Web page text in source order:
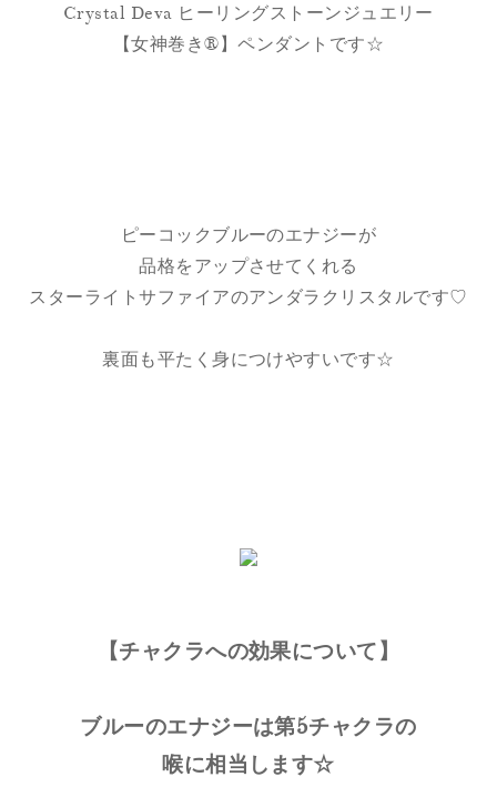
Crystal Deva ヒーリングストーンジュエリー
【女神巻き®】ペンダントです☆
ピーコックブルーのエナジーが
品格をアップさせてくれる
スターライトサファイアのアンダラクリスタルです♡
裏面も平たく身につけやすいです☆
【チャクラへの効果について】
ブルーのエナジーは第5チャクラの
喉に相当します☆